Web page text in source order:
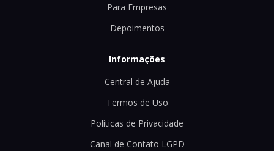
Para Empresas
Depoimentos
Informações
Central de Ajuda
Termos de Uso
Políticas de Privacidade
Canal de Contato LGPD